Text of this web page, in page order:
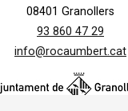
08401 Granollers
93 860 47 29
info@rocaumbert.cat